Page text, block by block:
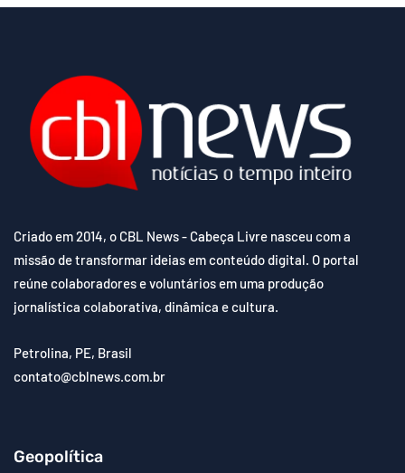
Criado em 2014, o CBL News - Cabeça Livre nasceu com a
missão de transformar ideias em conteúdo digital. O portal
reúne colaboradores e voluntários em uma produção
jornalística colaborativa, dinâmica e cultura.
Petrolina, PE, Brasil
contato@cblnews.com.br
Geopolítica